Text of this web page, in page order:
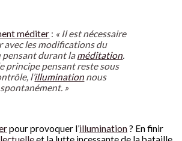
méditer : « Il est nécessaire
avec les modifications du
pensant durant laméditation.
principe pensant reste sous
l’illumination nous
»
pour provoquer l’illumination? En finir